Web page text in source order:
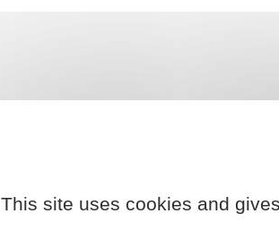
This site uses cookies and